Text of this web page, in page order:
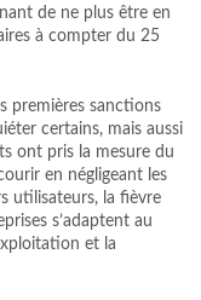
de ne plus être en
à compter du 25
premières sanctions
certains, mais aussi
ont pris la mesure du
en négligeant les
utilisateurs, la fièvre
s’adaptent au
et la